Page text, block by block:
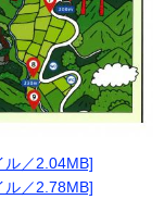
／2.04MB]
／2.78MB]